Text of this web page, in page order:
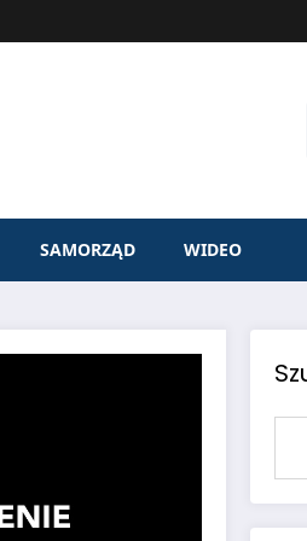
SAMORZĄD WIDEO